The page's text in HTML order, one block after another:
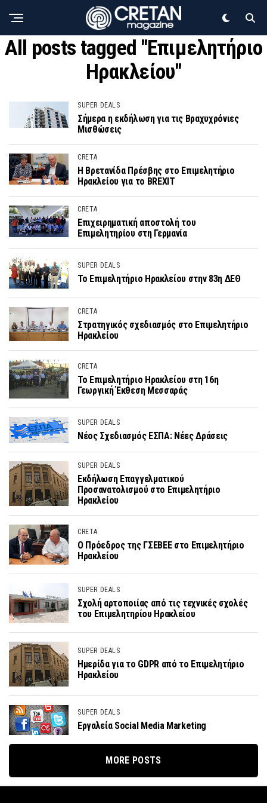
All posts tagged "Επιμελητήριο
Ηρακλείου"
SUPER DEALS
Σήμερα η εκδήλωση για τις Βραχυχρόνιες
Μισθώσεις
CRETA
Η Βρετανίδα Πρέσβης στο Επιμελητήριο
Ηρακλείου για το BREXIT
CRETA
Επιχειρηματική αποστολή του
Επιμελητηρίου στη Γερμανία
SUPER DEALS
Το Επιμελητήριο Ηρακλείου στην 83η ΔΕΘ
CRETA
Στρατηγικός σχεδιασμός στο Επιμελητήριο
Ηρακλείου
CRETA
Το Επιμελητήριο Ηρακλείου στη 16η
Γεωργική Έκθεση Μεσσαράς
SUPER DEALS
Νέος Σχεδιασμός ΕΣΠΑ: Νέες Δράσεις
SUPER DEALS
Εκδήλωση Επαγγελματικού
Προσανατολισμού στο Επιμελητήριο
Ηρακλείου
CRETA
Ο Πρόεδρος της ΓΣΕΒΕΕ στο Επιμελητήριο
Ηρακλείου
SUPER DEALS
Σχολή αρτοποιίας από τις τεχνικές σχολές
του Επιμελητηρίου Ηρακλείου
SUPER DEALS
Ημερίδα για το GDPR από το Επιμελητήριο
Ηρακλείου
SUPER DEALS
Εργαλεία Social Media Marketing
MORE POSTS